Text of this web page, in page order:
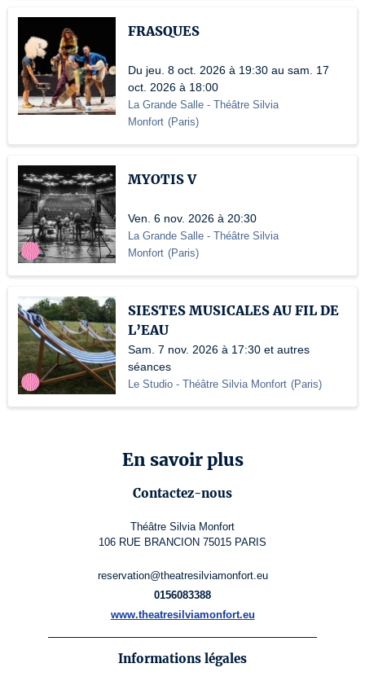
FRASQUES
Du jeu. 8 oct. 2026 à 19:30 au sam. 17
oct. 2026 à 18:00
La Grande Salle - Théâtre Silvia
Monfort (Paris)
MYOTIS V
Ven. 6 nov. 2026 à 20:30
La Grande Salle - Théâtre Silvia
Monfort (Paris)
SIESTES MUSICALES AU FIL DE
L’EAU
Sam. 7 nov. 2026 à 17:30 et autres
séances
Le Studio - Théâtre Silvia Monfort (Paris)
En savoir plus
Contactez-nous
Théâtre Silvia Monfort
106 RUE BRANCION 75015 PARIS
reservation@theatresilviamonfort.eu
0156083388
www.theatresilviamonfort.eu
Informations légales